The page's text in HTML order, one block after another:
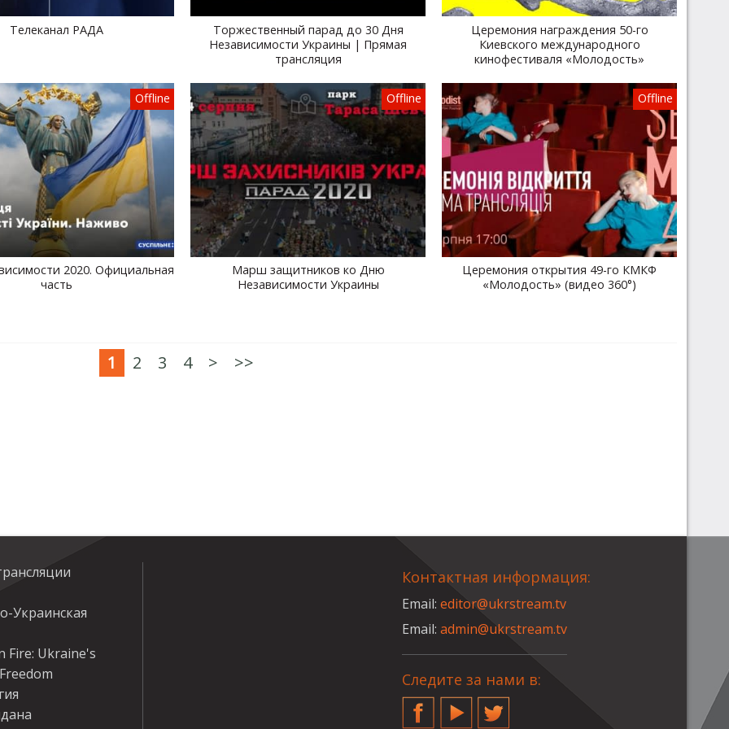
Телеканал РАДА
Торжественный парад до 30 Дня
Независимости Украины | Прямая
трансляция
Церемония награждения 50-го
Киевского международного
кинофестиваля «Молодость»
Offline
2020. Официальная
часть
Offline
Марш защитников ко Дню
Независимости Украины
Offline
Церемония открытия 49-го КМКФ
«Молодость» (видео 360°)
1 2 3 4 > >>
Украинская
Fire: Ukraine's
Контактная информация:
Email:editor@ukrstream.tv
Email:admin@ukrstream.tv
Следите за нами в:
FacebookYouTubeTwitter